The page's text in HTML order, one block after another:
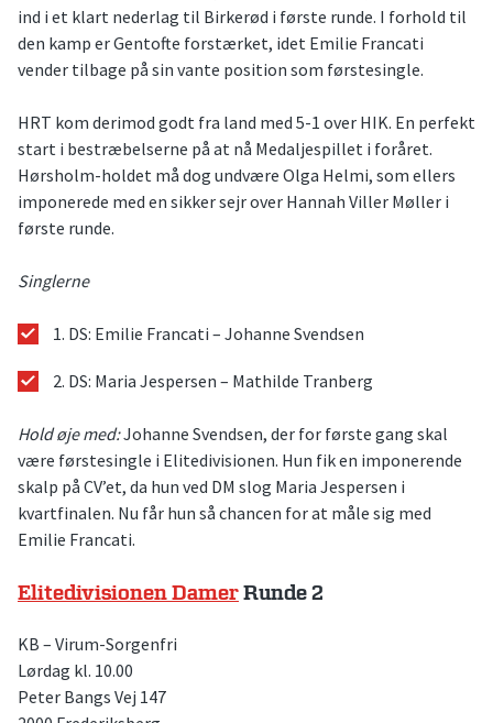
ind i et klart nederlag til Birkerød i første runde. I forhold til
den kamp er Gentofte forstærket, idet Emilie Francati
vender tilbage på sin vante position som førstesingle.
HRT kom derimod godt fra land med 5-1 over HIK. En perfekt
start i bestræbelserne på at nå Medaljespillet i foråret.
Hørsholm-holdet må dog undvære Olga Helmi, som ellers
imponerede med en sikker sejr over Hannah Viller Møller i
første runde.
Singlerne
1. DS: Emilie Francati – Johanne Svendsen
2. DS: Maria Jespersen – Mathilde Tranberg
Hold øje med:Johanne Svendsen, der for første gang skal
være førstesingle i Elitedivisionen. Hun fik en imponerende
skalp på CV’et, da hun ved DM slog Maria Jespersen i
kvartfinalen. Nu får hun så chancen for at måle sig med
Emilie Francati.
Elitedivisionen DamerRunde 2
KB – Virum-Sorgenfri
Lørdag kl. 10.00
Peter Bangs Vej 147